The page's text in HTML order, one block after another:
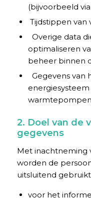
(bijvoorbeeld
Tijdstippen van
Overige data
optimaliseren
beheer binnen
Gegevens van
2. Doel van de
gegevens
Met inachtneming
worden de
uitsluitend
voor het